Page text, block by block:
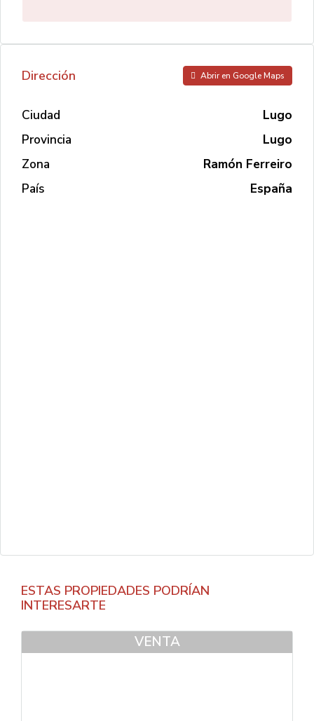
Dirección Abrir en Google Maps
Ciudad
Lugo
Provincia
Lugo
Zona
Ramón Ferreiro
País
España
ESTAS PROPIEDADES PODRÍAN
INTERESARTE
VENTA